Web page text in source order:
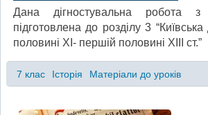
Дана дігностувальна робота з
підготовлена до розділу 3
половині ХІ- першій половині ХІІІ ст.”
7 клас Історія Матеріали до уроків